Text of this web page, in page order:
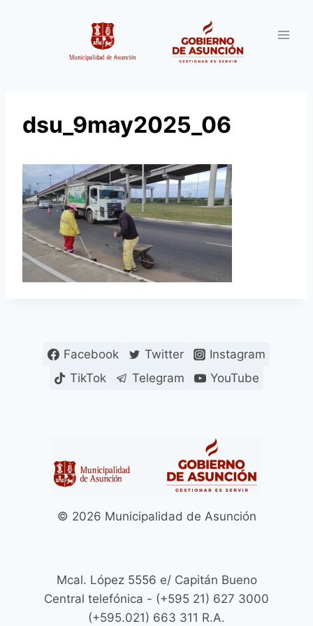
dsu_9may2025_06
Facebook Twitter
Instagram
TikTok
Telegram YouTube
© 2026 Municipalidad de Asunción
Mcal. López 5556 e/ Capitán Bueno
Central telefónica - (+595 21) 627 3000
(+595.021) 663 311 R.A.